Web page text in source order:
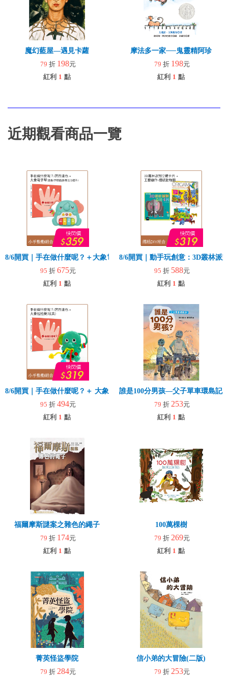
魔幻藍屋—遇見卡蘿
79 折 198元
紅利 1 點
摩法多一家──鬼靈精阿珍
79 折 198元
紅利 1 點
近期觀看商品一覽
8/6開買｜手在做什麼呢？＋大象電子琴
95 折 675元
紅利 1 點
8/6開買｜動手玩創意：3D叢林派
95 折 588元
紅利 1 點
8/6開買｜手在做什麼呢？＋ 大象拉拉樂(玩具)
95 折 494元
紅利 1 點
誰是100分男孩—父子單車環島記
79 折 253元
紅利 1 點
福爾摩斯謎案之雜色的繩子
79 折 174元
紅利 1 點
100萬棵樹
79 折 269元
紅利 1 點
菁英怪盜學院
79 折 284元
信小弟的大冒險(二版)
79 折 253元